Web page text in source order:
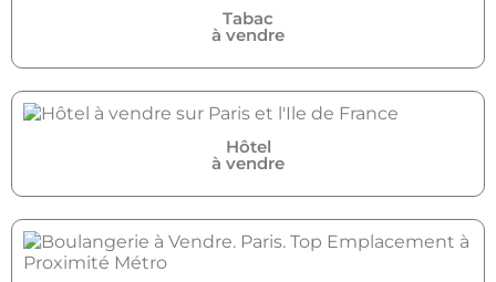
Tabac
à vendre
Hôtel
à vendre